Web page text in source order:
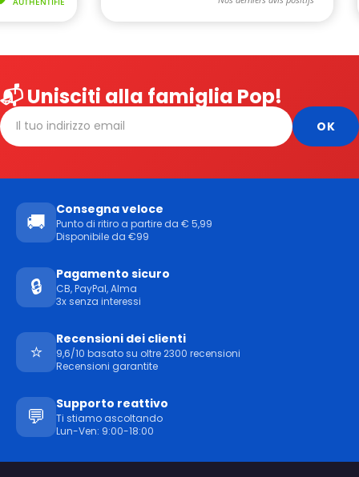
📬 Unisciti alla famiglia Pop!
🚚
Consegna veloce
Punto di ritiro a partire da € 5,99
Disponibile da €99
🔒
Pagamento sicuro
CB, PayPal, Alma
3x senza interessi
⭐
Recensioni dei clienti
9,6/10 basato su oltre 2300 recensioni
Recensioni garantite
💬
Supporto reattivo
Ti stiamo ascoltando
Lun-Ven: 9:00-18:00